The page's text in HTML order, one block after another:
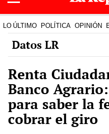
LO ÚLTIMO POLÍTICA OPINIÓN
Datos LR
Renta
Banco
para saber la
cobrar el giro